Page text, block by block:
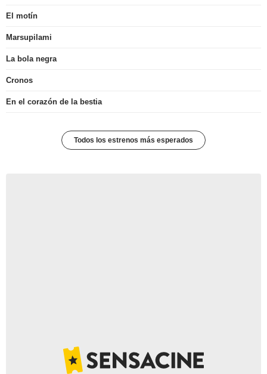
El motín
Marsupilami
La bola negra
Cronos
En el corazón de la bestia
Todos los estrenos más esperados